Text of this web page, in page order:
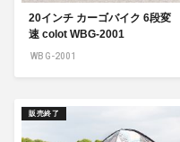
20インチ カーゴバイク 6段変
速 colot WBG-2001
WBG-2001
販売終了